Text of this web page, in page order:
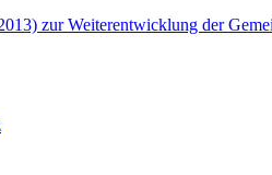
zur Weiterentwicklung der